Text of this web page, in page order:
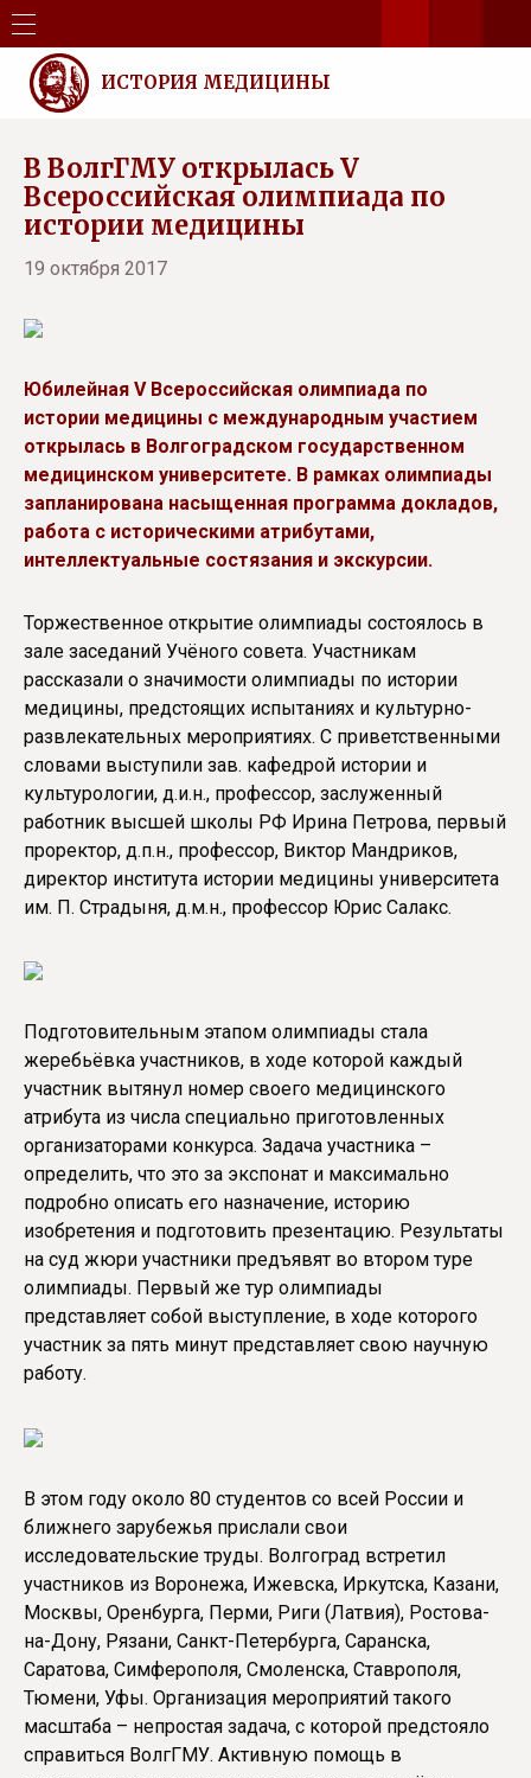
ИСТОРИЯ МЕДИЦИНЫ
В ВолгГМУ открылась V
Всероссийская олимпиада по
истории медицины
19 октября 2017
Юбилейная V Всероссийская олимпиада по
истории медицины с международным участием
открылась в Волгоградском государственном
медицинском университете. В рамках олимпиады
запланирована насыщенная программа докладов,
работа с историческими атрибутами,
интеллектуальные состязания и экскурсии.
Торжественное открытие олимпиады состоялось в
зале заседаний Учёного совета. Участникам
рассказали о значимости олимпиады по истории
медицины, предстоящих испытаниях и культурно-
развлекательных мероприятиях. С приветственными
словами выступили зав. кафедрой истории и
культурологии, д.и.н., профессор, заслуженный
работник высшей школы РФ Ирина Петрова, первый
проректор, д.п.н., профессор, Виктор Мандриков,
директор института истории медицины университета
им. П. Страдыня, д.м.н., профессор Юрис Салакс.
Подготовительным этапом олимпиады стала
жеребьёвка участников, в ходе которой каждый
участник вытянул номер своего медицинского
атрибута из числа специально приготовленных
организаторами конкурса. Задача участника –
определить, что это за экспонат и максимально
подробно описать его назначение, историю
изобретения и подготовить презентацию. Результаты
на суд жюри участники предъявят во втором туре
олимпиады. Первый же тур олимпиады
представляет собой выступление, в ходе которого
участник за пять минут представляет свою научную
работу.
В этом году около 80 студентов со всей России и
ближнего зарубежья прислали свои
исследовательские труды. Волгоград встретил
участников из Воронежа, Ижевска, Иркутска, Казани,
Москвы, Оренбурга, Перми, Риги (Латвия), Ростова-
на-Дону, Рязани, Санкт-Петербурга, Саранска,
Саратова, Симферополя, Смоленска, Ставрополя,
Тюмени, Уфы. Организация мероприятий такого
масштаба – непростая задача, с которой предстояло
справиться ВолгГМУ. Активную помощь в